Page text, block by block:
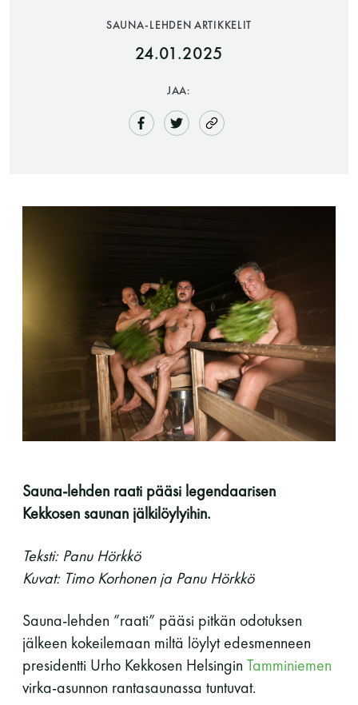
myös helatorstaina
-Naisten päivät ovat maanantai ja
torstai
-Miesten päivät tiistai, keskiviikko,
perjantai ja lauantai
-Kuukauden ensimmäinen lauantai on on
jaettu lauantai
Hinnasto
Jäsen
Vieras jäsenen seurassa
25 €
Jäsenen lapsi 7-18 v.
SAUNA-LEHDEN ARTIKKELIT
24.01.2025
JAA:
Sauna-lehden raati pääsi legendaarisen
Kekkosen saunan jälkilöylyihin.
Teksti: Panu Hörkkö
Kuvat: Timo Korhonen ja Panu Hörkkö
Sauna-lehden ”raati” pääsi pitkän odotuksen
jälkeen kokeilemaan miltä löylyt edesmenneen
presidentti Urho Kekkosen Helsingin Tamminiemen
virka-asunnon rantasaunassa tuntuvat.